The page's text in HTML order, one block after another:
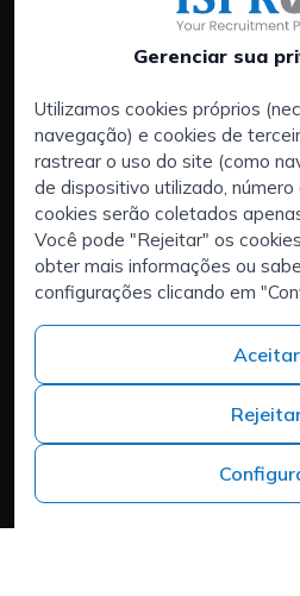
Gerenciar sua
Utilizamos cookies próprios
navegação) e cookies de
rastrear o uso do site (como
de dispositivo utilizado, número
cookies serão coletados
Você pode "Rejeitar" os
obter mais informações ou
configurações clicando em
Aceitar
Executive Search |
Externalização de
Áreas de
É talentoso e está à procura
Quem
Contacto
Trabalhar na